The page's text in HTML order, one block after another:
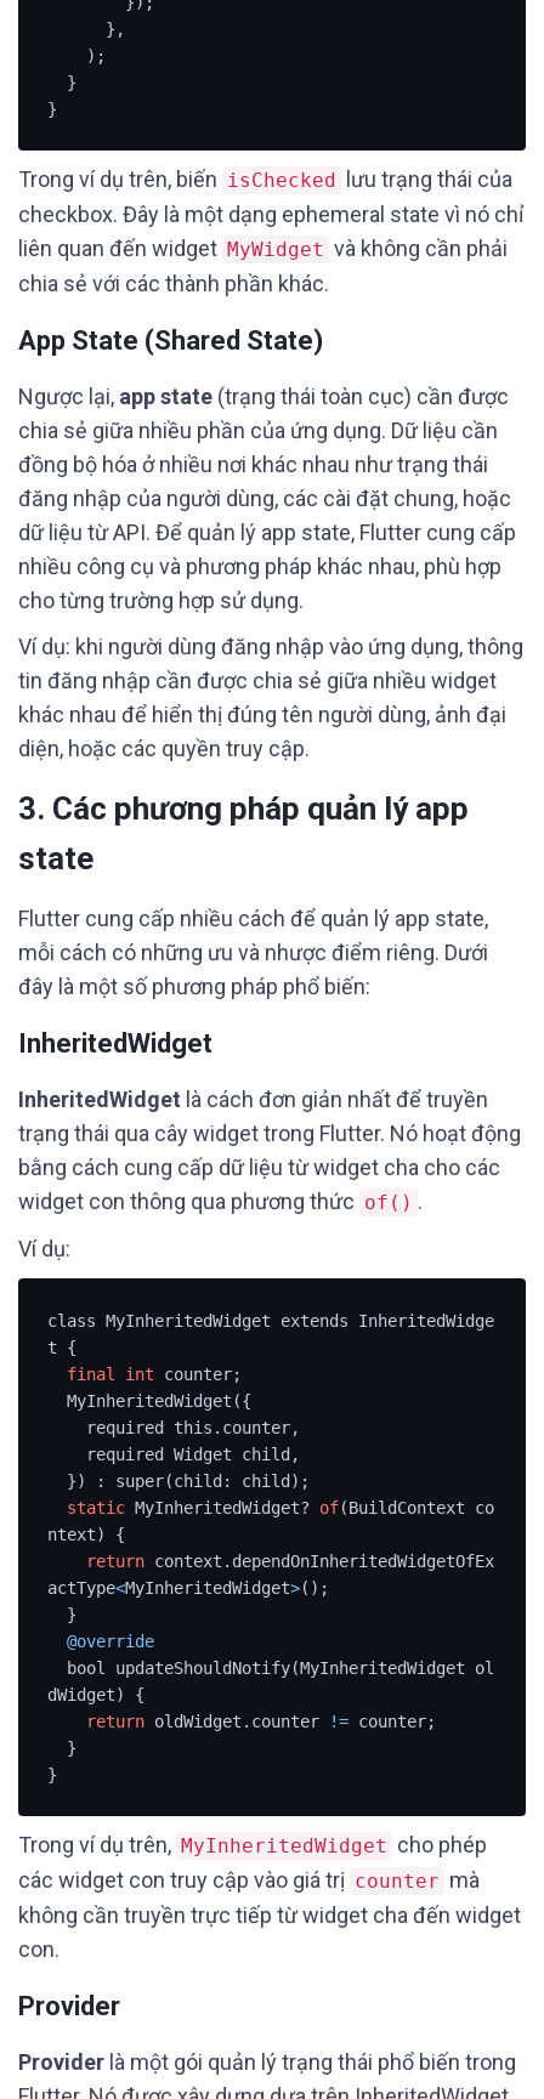
}
Trong ví dụ trên, biến isChecked
lưu trạng thái của
checkbox. Đây là một dạng ephemeral state vì nó chỉ
liên quan đến widget MyWidget và không cần phải
chia sẻ với các thành phần khác.
App State (Shared State)
Ngược lại, app state (trạng thái toàn cục) cần được
chia sẻ giữa nhiều phần của ứng dụng. Dữ liệu cần
đồng bộ hóa ở nhiều nơi khác nhau như trạng thái
đăng nhập của người dùng, các cài đặt chung, hoặc
dữ liệu từ API. Để quản lý app state, Flutter cung cấp
nhiều công cụ và phương pháp khác nhau, phù hợp
cho từng trường hợp sử dụng.
Ví dụ: khi người dùng đăng nhập vào ứng dụng, thông
tin đăng nhập cần được chia sẻ giữa nhiều widget
khác nhau để hiển thị đúng tên người dùng, ảnh đại
diện, hoặc các quyền truy cập.
3. Các phương pháp quản lý app
state
Flutter cung cấp nhiều cách để quản lý app state,
mỗi cách có những ưu và nhược điểm riêng. Dưới
đây là một số phương pháp phổ biến:
InheritedWidget
InheritedWidget là cách đơn giản nhất để truyền
trạng thái qua cây widget trong Flutter. Nó hoạt động
bằng cách cung cấp dữ liệu từ widget cha cho các
widget con thông qua phương thức of() .
Ví dụ:
class MyInheritedWidget extends InheritedWidge
t {
final
int counter;
static MyInheritedWidget? of(BuildContext co
ntext) {
return context.dependOnInheritedWidgetOfEx
actType<MyInheritedWidget>();
@override
dWidget) {
return oldWidget.counter != counter;
}
Trong ví dụ trên, MyInheritedWidget cho phép
các widget con truy cập vào giá trị counter mà
không cần truyền trực tiếp từ widget cha đến widget
con.
Provider
Provider là một gói quản lý trạng thái phổ biến trong